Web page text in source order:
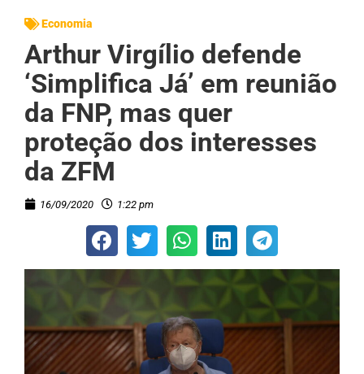
Economia
Arthur Virgílio defende
‘Simplifica Já’ em reunião
da FNP, mas quer
proteção dos interesses
da ZFM
16/09/2020 1:22 pm